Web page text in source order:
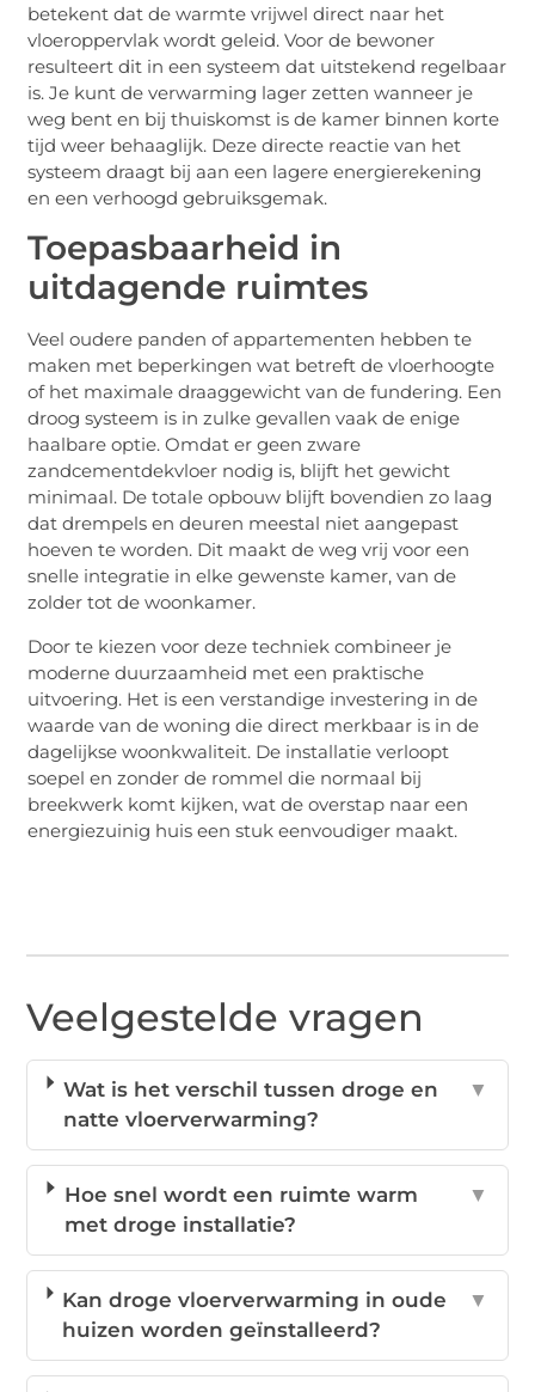
betekent dat de warmte vrijwel direct naar het
vloeroppervlak wordt geleid. Voor de bewoner
resulteert dit in een systeem dat uitstekend regelbaar
is. Je kunt de verwarming lager zetten wanneer je
weg bent en bij thuiskomst is de kamer binnen korte
tijd weer behaaglijk. Deze directe reactie van het
systeem draagt bij aan een lagere energierekening
en een verhoogd gebruiksgemak.
Toepasbaarheid in
uitdagende ruimtes
Veel oudere panden of appartementen hebben te
maken met beperkingen wat betreft de vloerhoogte
of het maximale draaggewicht van de fundering. Een
droog systeem is in zulke gevallen vaak de enige
haalbare optie. Omdat er geen zware
zandcementdekvloer nodig is, blijft het gewicht
minimaal. De totale opbouw blijft bovendien zo laag
dat drempels en deuren meestal niet aangepast
hoeven te worden. Dit maakt de weg vrij voor een
snelle integratie in elke gewenste kamer, van de
zolder tot de woonkamer.
Door te kiezen voor deze techniek combineer je
moderne duurzaamheid met een praktische
uitvoering. Het is een verstandige investering in de
waarde van de woning die direct merkbaar is in de
dagelijkse woonkwaliteit. De installatie verloopt
soepel en zonder de rommel die normaal bij
breekwerk komt kijken, wat de overstap naar een
energiezuinig huis een stuk eenvoudiger maakt.
Veelgestelde vragen
Wat is het verschil tussen droge en
natte vloerverwarming?
▼
Hoe snel wordt een ruimte warm
met droge installatie?
▼
Kan droge vloerverwarming in oude
huizen worden geïnstalleerd?
▼